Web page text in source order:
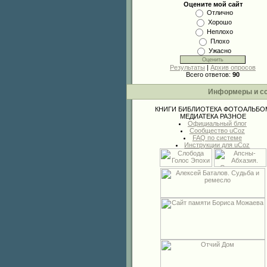
Оцените мой сайт
Отлично
Хорошо
Неплохо
Плохо
Ужасно
Результаты | Архив опросов
Всего ответов: 90
Информеры и
КНИГИ БИБЛИОТЕКА
МЕДИАТЕКА РАЗНОЕ
Официальный блог
Сообщество uCoz
FAQ по системе
Инструкции для uCoz